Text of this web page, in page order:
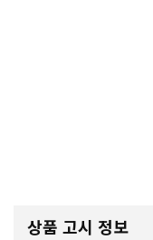
상품 고시 정보